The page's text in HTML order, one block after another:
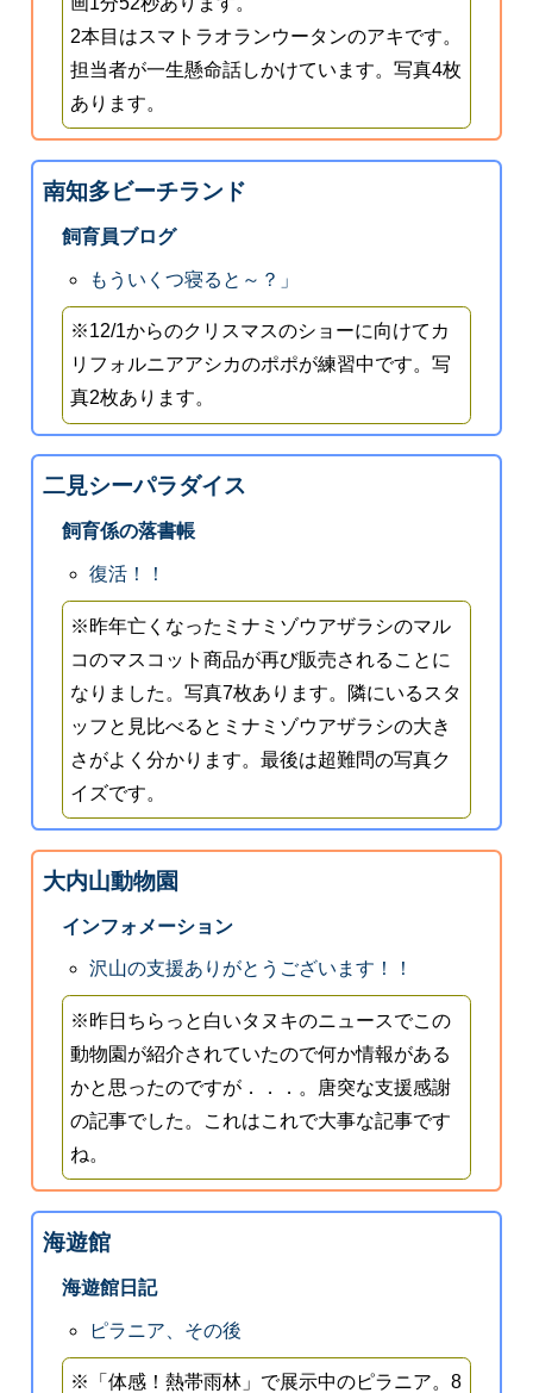
2本目はスマトラオランウータンのアキです。
担当者が一生懸命話しかけています。写真4枚
あります。
南知多ビーチランド
飼育員ブログ
もういくつ寝ると～？」
※12/1からのクリスマスのショーに向けてカ
リフォルニアアシカのポポが練習中です。写
真2枚あります。
二見シーパラダイス
飼育係の落書帳
復活！！
※昨年亡くなったミナミゾウアザラシのマル
コのマスコット商品が再び販売されることに
なりました。写真7枚あります。隣にいるスタ
ッフと見比べるとミナミゾウアザラシの大き
さがよく分かります。最後は超難問の写真ク
イズです。
大内山動物園
インフォメーション
沢山の支援ありがとうございます！！
※昨日ちらっと白いタヌキのニュースでこの
動物園が紹介されていたので何か情報がある
かと思ったのですが．．．。唐突な支援感謝
の記事でした。これはこれで大事な記事です
ね。
海遊館
海遊館日記
ピラニア、その後
※「体感！熱帯雨林」で展示中のピラニア。8